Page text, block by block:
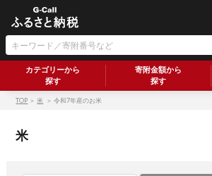
カテゴリーから
探す
寄附金額から
探す
TOP ＞米 ＞ 令和7年産のお米
米